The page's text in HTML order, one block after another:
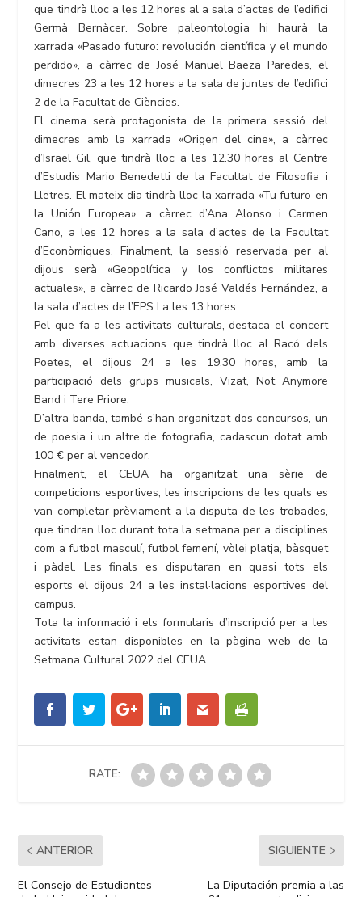
que tindrà lloc a les 12 hores al a sala d’actes de l’edifici
Germà Bernàcer. Sobre paleontologia hi haurà la
xarrada «Pasado futuro: revolución científica y el mundo
perdido», a càrrec de José Manuel Baeza Paredes, el
dimecres 23 a les 12 hores a la sala de juntes de l’edifici
2 de la Facultat de Ciències.
El cinema serà protagonista de la primera sessió del
dimecres amb la xarrada «Origen del cine», a càrrec
d’Israel Gil, que tindrà lloc a les 12.30 hores al Centre
d’Estudis Mario Benedetti de la Facultat de Filosofia i
Lletres. El mateix dia tindrà lloc la xarrada «Tu futuro en
la Unión Europea», a càrrec d’Ana Alonso i Carmen
Cano, a les 12 hores a la sala d’actes de la Facultat
d’Econòmiques. Finalment, la sessió reservada per al
dijous serà «Geopolítica y los conflictos militares
actuales», a càrrec de Ricardo José Valdés Fernández, a
la sala d’actes de l’EPS I a les 13 hores.
Pel que fa a les activitats culturals, destaca el concert
amb diverses actuacions que tindrà lloc al Racó dels
Poetes, el dijous 24 a les 19.30 hores, amb la
participació dels grups musicals, Vizat, Not Anymore
Band i Tere Priore.
D’altra banda, també s’han organitzat dos concursos, un
de poesia i un altre de fotografia, cadascun dotat amb
100 € per al vencedor.
Finalment, el CEUA ha organitzat una sèrie de
competicions esportives, les inscripcions de les quals es
van completar prèviament a la disputa de les trobades,
que tindran lloc durant tota la setmana per a disciplines
com a futbol masculí, futbol femení, vòlei platja, bàsquet
i pàdel. Les finals es disputaran en quasi tots els
esports el dijous 24 a les instal·lacions esportives del
campus.
Tota la informació i els formularis d’inscripció per a les
activitats estan disponibles en la pàgina web de la
Setmana Cultural 2022 del CEUA.
RATE:
ANTERIOR
El Consejo de Estudiantes
SIGUIENTE
La Diputación premia a las